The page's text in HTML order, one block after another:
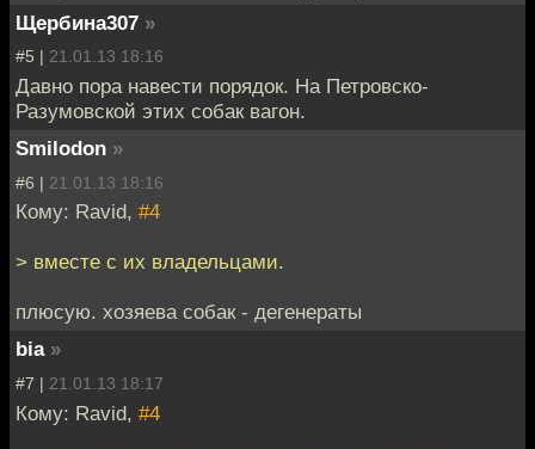
Щербина307 »
#5 | 21.01.13 18:16
Давно пора навести порядок. На Петровско-
Разумовской этих собак вагон.
Smilodon »
#6 | 21.01.13 18:16
Кому: Ravid, #4
> вместе с их владельцами.
плюсую. хозяева собак - дегенераты
bia »
#7 | 21.01.13 18:17
Кому: Ravid, #4